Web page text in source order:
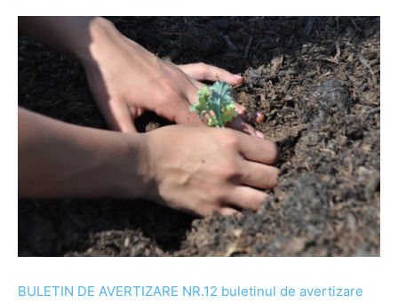
BULETIN DE AVERTIZARE NR.12 buletinul de avertizare